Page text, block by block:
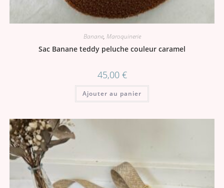
Banane, Maroquinerie
Sac Banane teddy peluche couleur caramel
45,00 €
Ajouter au panier